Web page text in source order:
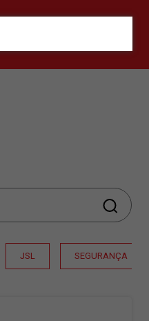
JSL SEGURANÇA